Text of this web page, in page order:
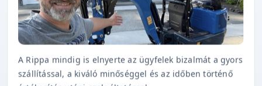
A Rippa mindig is elnyerte az ügyfelek bizalmát a gyors
szállítással, a kiváló minőséggel és az időben történő
értékesítés utáni szolgáltatással.